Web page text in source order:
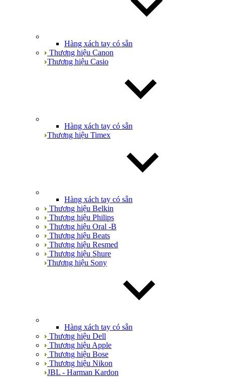
Hàng xách tay có sẵn
Thương hiệu Canon
Thương hiệu Casio
Hàng xách tay có sẵn
Thương hiệu Timex
Hàng xách tay có sẵn
Thương hiệu Belkin
Thương hiệu Philips
Thương hiệu Oral -B
Thương hiệu Beats
Thương hiệu Resmed
Thương hiệu Shure
Thương hiệu Sony
Hàng xách tay có sẵn
Thương hiệu Dell
Thương hiệu Apple
Thương hiệu Bose
Thương hiệu Nikon
JBL - Harman Kardon